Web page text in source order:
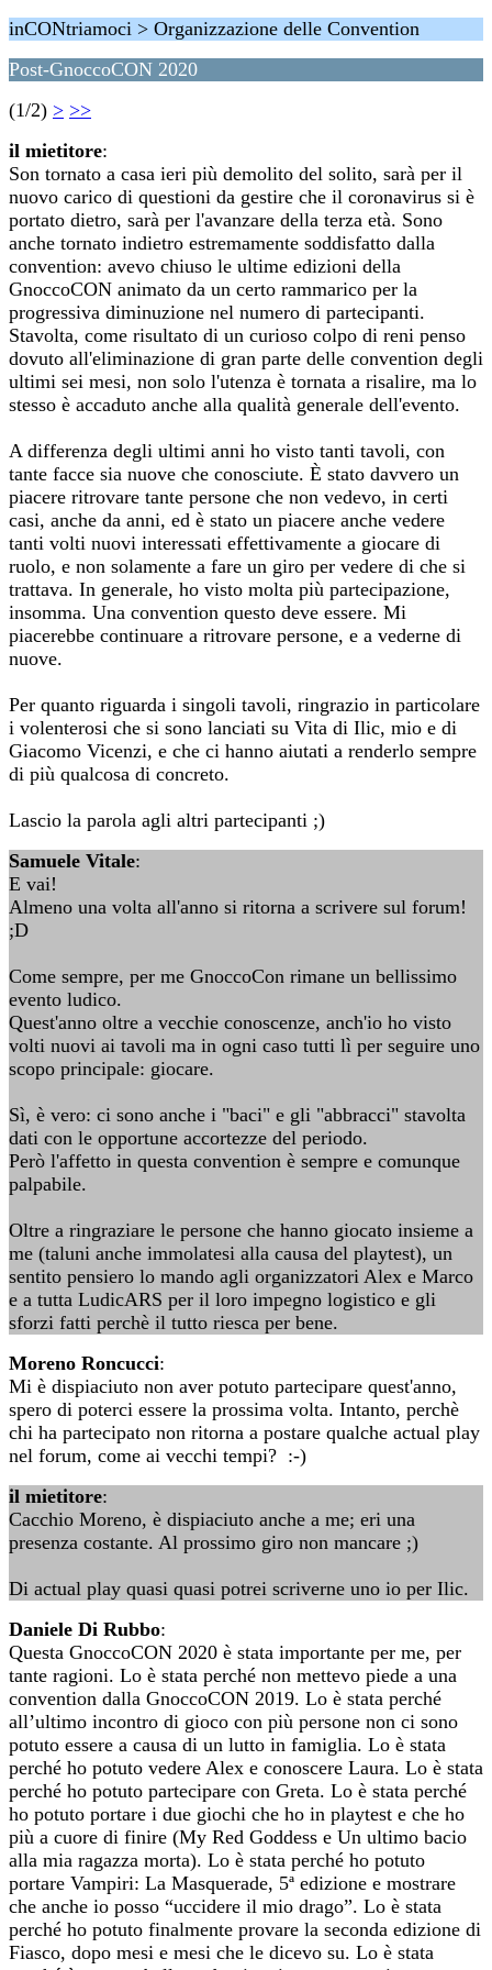
inCONtriamoci > Organizzazione delle Convention
Post-GnoccoCON 2020
(1/2) > >>
il mietitore:
Son tornato a casa ieri più demolito del solito, sarà per il
nuovo carico di questioni da gestire che il coronavirus si è
portato dietro, sarà per l'avanzare della terza età. Sono
anche tornato indietro estremamente soddisfatto dalla
convention: avevo chiuso le ultime edizioni della
GnoccoCON animato da un certo rammarico per la
progressiva diminuzione nel numero di partecipanti.
Stavolta, come risultato di un curioso colpo di reni penso
dovuto all'eliminazione di gran parte delle convention degli
ultimi sei mesi, non solo l'utenza è tornata a risalire, ma lo
stesso è accaduto anche alla qualità generale dell'evento.
A differenza degli ultimi anni ho visto tanti tavoli, con
tante facce sia nuove che conosciute. È stato davvero un
piacere ritrovare tante persone che non vedevo, in certi
casi, anche da anni, ed è stato un piacere anche vedere
tanti volti nuovi interessati effettivamente a giocare di
ruolo, e non solamente a fare un giro per vedere di che si
trattava. In generale, ho visto molta più partecipazione,
insomma. Una convention questo deve essere. Mi
piacerebbe continuare a ritrovare persone, e a vederne di
nuove.
Per quanto riguarda i singoli tavoli, ringrazio in particolare
i volenterosi che si sono lanciati su Vita di Ilic, mio e di
Giacomo Vicenzi, e che ci hanno aiutati a renderlo sempre
di più qualcosa di concreto.
Lascio la parola agli altri partecipanti ;)
Samuele Vitale:
E vai!
Almeno una volta all'anno si ritorna a scrivere sul forum!
;D
Come sempre, per me GnoccoCon rimane un bellissimo
evento ludico.
Quest'anno oltre a vecchie conoscenze, anch'io ho visto
volti nuovi ai tavoli ma in ogni caso tutti lì per seguire uno
scopo principale: giocare.
Sì, è vero: ci sono anche i "baci" e gli "abbracci" stavolta
dati con le opportune accortezze del periodo.
Però l'affetto in questa convention è sempre e comunque
palpabile.
Oltre a ringraziare le persone che hanno giocato insieme a
me (taluni anche immolatesi alla causa del playtest), un
sentito pensiero lo mando agli organizzatori Alex e Marco
e a tutta LudicARS per il loro impegno logistico e gli
sforzi fatti perchè il tutto riesca per bene.
Moreno Roncucci:
Mi è dispiaciuto non aver potuto partecipare quest'anno,
spero di poterci essere la prossima volta. Intanto, perchè
chi ha partecipato non ritorna a postare qualche actual play
nel forum, come ai vecchi tempi? :-)
il mietitore:
Cacchio Moreno, è dispiaciuto anche a me; eri una
presenza costante. Al prossimo giro non mancare ;)
Di actual play quasi quasi potrei scriverne uno io per Ilic.
Daniele Di Rubbo:
Questa GnoccoCON 2020 è stata importante per me, per
tante ragioni. Lo è stata perché non mettevo piede a una
convention dalla GnoccoCON 2019. Lo è stata perché
all’ultimo incontro di gioco con più persone non ci sono
potuto essere a causa di un lutto in famiglia. Lo è stata
perché ho potuto vedere Alex e conoscere Laura. Lo è stata
perché ho potuto partecipare con Greta. Lo è stata perché
ho potuto portare i due giochi che ho in playtest e che ho
più a cuore di finire (My Red Goddess e Un ultimo bacio
alla mia ragazza morta). Lo è stata perché ho potuto
portare Vampiri: La Masquerade, 5ª edizione e mostrare
che anche io posso “uccidere il mio drago”. Lo è stata
perché ho potuto finalmente provare la seconda edizione di
Fiasco, dopo mesi e mesi che le dicevo su. Lo è stata